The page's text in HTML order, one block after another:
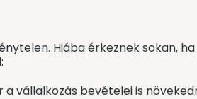
Hiába érkeznek sokan,
vállalkozás bevételei is